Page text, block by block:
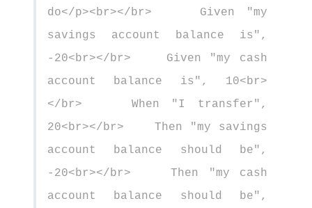
do</p><br></br> Given "my
savings account balance is",
-20<br></br> Given "my cash
account balance is", 10<br>
</br> When "I transfer",
20<br></br> Then "my savings
account balance should be",
-20<br></br> Then "my cash
account balance should be",